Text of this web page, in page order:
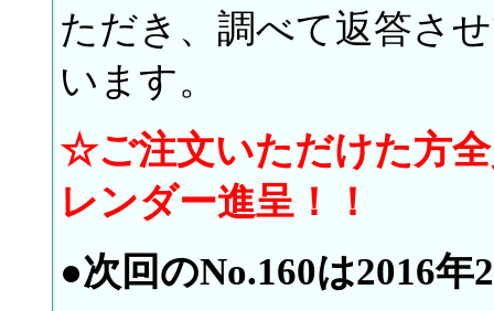
ただき、調べて返答さ
います。
☆ご注文いただけた方
レンダー進呈！！
●次回のNo.160は2016年